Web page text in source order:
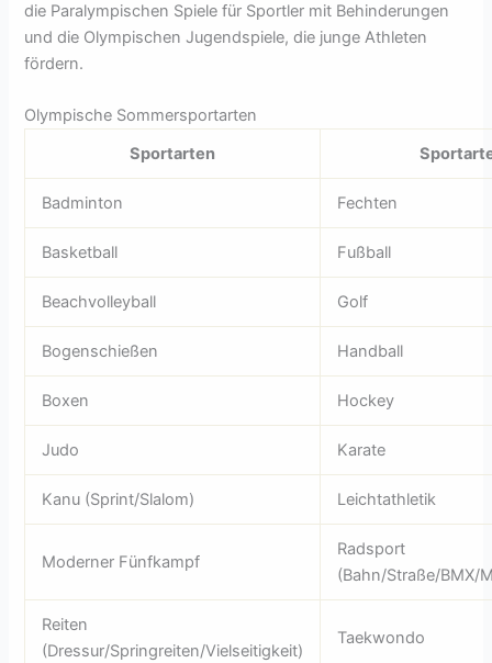
die Paralympischen Spiele für Sportler mit Behinderungen
und die Olympischen Jugendspiele, die junge Athleten
fördern.
Olympische Sommersportarten
Sportarten
Badminton Fechten
Basketball Fußball
Beachvolleyball Golf
Bogenschießen Handball
Boxen Hockey
Judo Karate
Kanu (Sprint/Slalom) Leichtathletik
Moderner Fünfkampf
Radsport
(Bahn/Straße/BMX/
Reiten
(Dressur/Springreiten/Vielseitigkeit)
Taekwondo